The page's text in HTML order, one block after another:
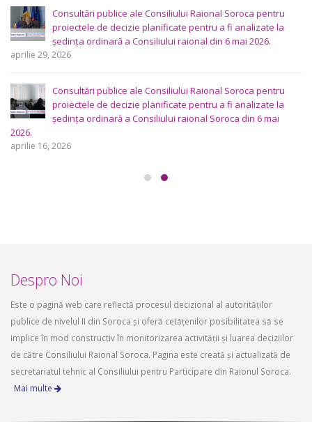
Consultări publice ale Consiliului Raional Soroca pentru
proiectele de decizie planificate pentru a fi analizate la
ședința ordinară a Consiliului raional din 6 mai 2026.
aprilie 29, 2026
Consultări publice ale Consiliului Raional Soroca pentru
proiectele de decizie planificate pentru a fi analizate la
ședința ordinară a Consiliului raional Soroca din 6 mai
2026.
aprilie 16, 2026
Despro Noi
Este o pagină web care reflectă procesul decizional al autorităților
publice de nivelul II din Soroca și oferă cetățenilor posibilitatea să se
implice în mod constructiv în monitorizarea activității și luarea deciziilor
de către Consiliului Raional Soroca. Pagina este creată și actualizată de
secretariatul tehnic al Consiliului pentru Participare din Raionul Soroca.
Mai multe